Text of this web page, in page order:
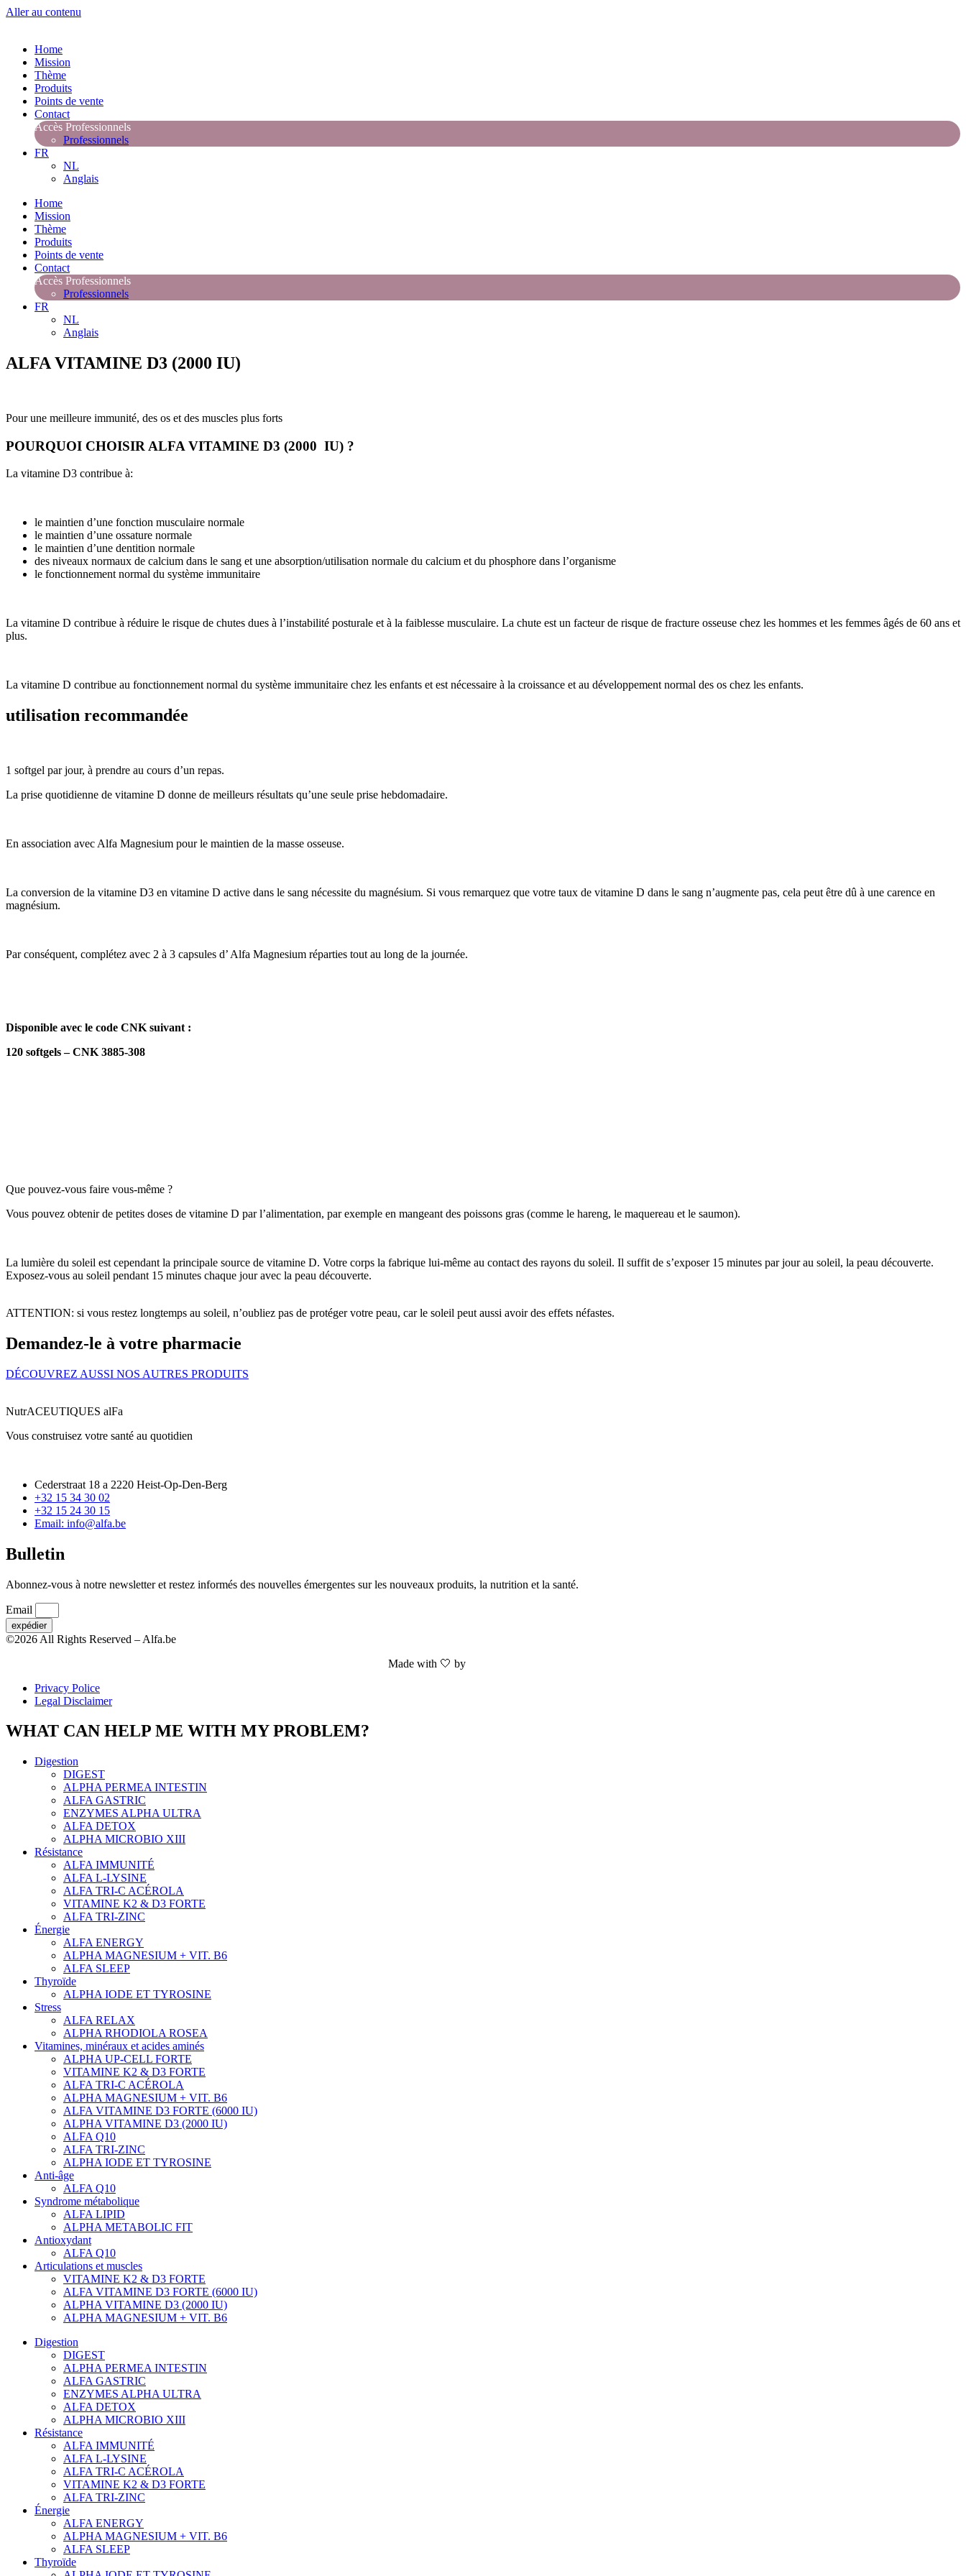
Aller au contenu
Home
Mission
Thème
Produits
Points de vente
Contact
Accès Professionnels
Professionnels
FR
NL
Anglais
Home
Mission
Thème
Produits
Points de vente
Contact
Accès Professionnels
Professionnels
FR
NL
Anglais
ALFA VITAMINE D3 (2000 IU)
Pour une meilleure immunité, des os et des muscles plus forts
POURQUOI CHOISIR ALFA VITAMINE D3 (2000 IU) ?
La vitamine D3 contribue à:
le maintien d’une fonction musculaire normale
le maintien d’une ossature normale
le maintien d’une dentition normale
des niveaux normaux de calcium dans le sang et une absorption/utilisation normale du calcium et du phosphore dans l’organisme
le fonctionnement normal du système immunitaire
La vitamine D contribue à réduire le risque de chutes dues à l’instabilité posturale et à la faiblesse musculaire. La chute est un facteur de risque de fracture osseuse chez les hommes et les femmes âgés de 60 ans et
plus.
La vitamine D contribue au fonctionnement normal du système immunitaire chez les enfants et est nécessaire à la croissance et au développement normal des os chez les enfants.
utilisation recommandée
1 softgel par jour, à prendre au cours d’un repas.
La prise quotidienne de vitamine D donne de meilleurs résultats qu’une seule prise hebdomadaire.
En association avec Alfa Magnesium pour le maintien de la masse osseuse.
La conversion de la vitamine D3 en vitamine D active dans le sang nécessite du magnésium. Si vous remarquez que votre taux de vitamine D dans le sang n’augmente pas, cela peut être dû à une carence en
magnésium.
Par conséquent, complétez avec 2 à 3 capsules d’ Alfa Magnesium réparties tout au long de la journée.
Disponible avec le code CNK suivant :
120 softgels – CNK 3885-308
Que pouvez-vous faire vous-même ?
Vous pouvez obtenir de petites doses de vitamine D par l’alimentation, par exemple en mangeant des poissons gras (comme le hareng, le maquereau et le saumon).
La lumière du soleil est cependant la principale source de vitamine D. Votre corps la fabrique lui-même au contact des rayons du soleil. Il suffit de s’exposer 15 minutes par jour au soleil, la peau découverte.
Exposez-vous au soleil pendant 15 minutes chaque jour avec la peau découverte.
ATTENTION: si vous restez longtemps au soleil, n’oubliez pas de protéger votre peau, car le soleil peut aussi avoir des effets néfastes.
Demandez-le à votre pharmacie
DÉCOUVREZ AUSSI NOS AUTRES PRODUITS
NutrACEUTIQUES alFa
Vous construisez votre santé au quotidien
Cederstraat 18 a 2220 Heist-Op-Den-Berg
+32 15 34 30 02
+32 15 24 30 15
Email: info@alfa.be
Bulletin
Abonnez-vous à notre newsletter et restez informés des nouvelles émergentes sur les nouveaux produits, la nutrition et la santé.
Email
expédier
©2026 All Rights Reserved – Alfa.be
Made with 🤍 by
Privacy Police
Legal Disclaimer
WHAT CAN HELP ME WITH MY PROBLEM?
Digestion
DIGEST
ALPHA PERMEA INTESTIN
ALFA GASTRIC
ENZYMES ALPHA ULTRA
ALFA DETOX
ALPHA MICROBIO XIII
Résistance
ALFA IMMUNITÉ
ALFA L-LYSINE
ALFA TRI-C ACÉROLA
VITAMINE K2 & D3 FORTE
ALFA TRI-ZINC
Énergie
ALFA ENERGY
ALPHA MAGNESIUM + VIT. B6
ALFA SLEEP
Thyroïde
ALPHA IODE ET TYROSINE
Stress
ALFA RELAX
ALPHA RHODIOLA ROSEA
Vitamines, minéraux et acides aminés
ALPHA UP-CELL FORTE
VITAMINE K2 & D3 FORTE
ALFA TRI-C ACÉROLA
ALPHA MAGNESIUM + VIT. B6
ALFA VITAMINE D3 FORTE (6000 IU)
ALPHA VITAMINE D3 (2000 IU)
ALFA Q10
ALFA TRI-ZINC
ALPHA IODE ET TYROSINE
Anti-âge
ALFA Q10
Syndrome métabolique
ALFA LIPID
ALPHA METABOLIC FIT
Antioxydant
ALFA Q10
Articulations et muscles
VITAMINE K2 & D3 FORTE
ALFA VITAMINE D3 FORTE (6000 IU)
ALPHA VITAMINE D3 (2000 IU)
ALPHA MAGNESIUM + VIT. B6
Digestion
DIGEST
ALPHA PERMEA INTESTIN
ALFA GASTRIC
ENZYMES ALPHA ULTRA
ALFA DETOX
ALPHA MICROBIO XIII
Résistance
ALFA IMMUNITÉ
ALFA L-LYSINE
ALFA TRI-C ACÉROLA
VITAMINE K2 & D3 FORTE
ALFA TRI-ZINC
Énergie
ALFA ENERGY
ALPHA MAGNESIUM + VIT. B6
ALFA SLEEP
Thyroïde